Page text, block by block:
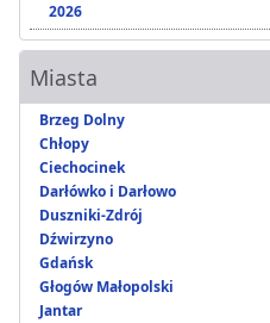
2026
Miasta
Brzeg Dolny
Chłopy
Ciechocinek
Darłówko i Darłowo
Duszniki-Zdrój
Dźwirzyno
Gdańsk
Głogów Małopolski
Jantar